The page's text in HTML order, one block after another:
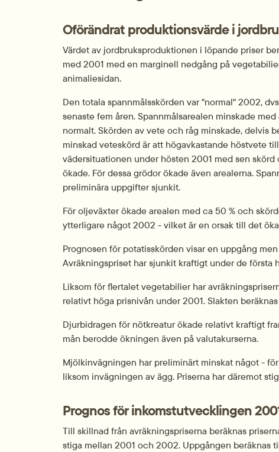
Oförändrat produktionsvärde i
Värdet av jordbruksproduktionen i löpande priser
med 2001 med en marginell nedgång på
animaliesidan.
Den totala spannmålsskörden var "normal" 2002,
senaste fem åren. Spannmålsarealen minskade
normalt. Skörden av vete och råg minskade, delvis
minskad veteskörd är att högavkastande höstvete
vädersituationen under hösten 2001 med sen
ökade. För dessa grödor ökade även arealerna.
preliminära uppgifter sjunkit.
För oljeväxter ökade arealen med ca 50 % och
ytterligare något 2002 - vilket är en orsak till det
Prognosen för potatisskörden visar en uppgång
Avräkningspriset har sjunkit kraftigt under de första
Liksom för flertalet vegetabilier har
relativt höga prisnivån under 2001. Slakten
Djurbidragen för nötkreatur ökade relativt kraftigt
mån berodde ökningen även på valutakurserna.
Mjölkinvägningen har preliminärt minskat något -
liksom invägningen av ägg. Priserna har däremot
Prognos för inkomstutvecklingen
Till skillnad från avräkningspriserna beräknas
stiga mellan 2001 och 2002. Uppgången beräknas